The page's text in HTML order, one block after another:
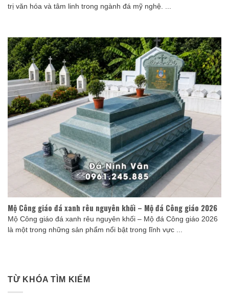
trị văn hóa và tâm linh trong ngành đá mỹ nghệ. ...
Mộ Công giáo đá xanh rêu nguyên khối – Mộ đá Công giáo 2026
Mộ Công giáo đá xanh rêu nguyên khối – Mộ đá Công giáo 2026
là một trong những sản phẩm nổi bật trong lĩnh vực ...
TỪ KHÓA TÌM KIẾM